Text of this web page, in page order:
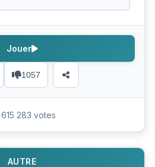
1057
Jouer
615 283 votes
AUTRE